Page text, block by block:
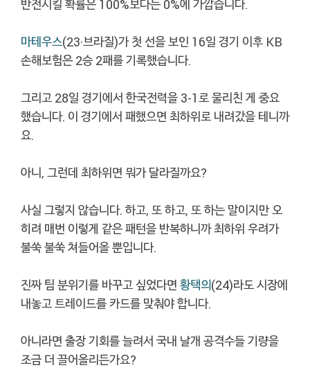
반전시킬 확률은 100%보다는 0%에 가깝습니다.
마테우스(23·브라질)가 첫 선을 보인 16일 경기 이후 KB
손해보험은 2승 2패를 기록했습니다.
그리고 28일 경기에서 한국전력을 3-1로 물리친 게 중요
했습니다. 이 경기에서 패했으면 최하위로 내려갔을 테니까
요.
아니, 그런데 최하위면 뭐가 달라질까요?
사실 그렇지 않습니다. 하고, 또 하고, 또 하는 말이지만 오
히려 매번 이렇게 같은 패턴을 반복하니까 최하위 우려가
불쑥 불쑥 쳐들어올 뿐입니다.
진짜 팀 분위기를 바꾸고 싶었다면 황택의(24)라도 시장에
내놓고 트레이드를 카드를 맞춰야 합니다.
아니라면 출장 기회를 늘려서 국내 날개 공격수들 기량을
조금 더 끌어올리든가요?